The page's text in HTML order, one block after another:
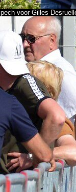
voor Gilles